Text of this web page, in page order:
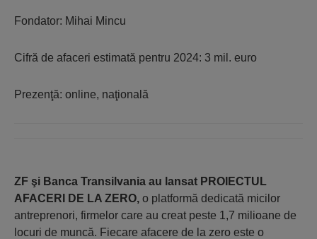
Fondator: Mihai Mincu
Cifră de afaceri estimată pentru 2024: 3 mil. euro
Prezenţă: online, naţională
ZF şi Banca Transilvania au lansat PROIECTUL
AFACERI DE LA ZERO, o platformă dedicată micilor
antreprenori, firmelor care au creat peste 1,7 milioane de
locuri de muncă. Fiecare afacere de la zero este o